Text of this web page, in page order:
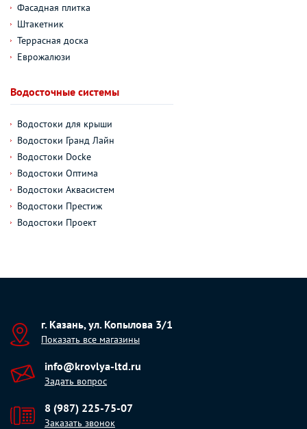
Фасадная плитка
Штакетник
Террасная доска
Еврожалюзи
Водосточные системы
Водостоки для крыши
Водостоки Гранд Лайн
Водостоки Docke
Водостоки Оптима
Водостоки Аквасистем
Водостоки Престиж
Водостоки Проект
г. Казань, ул. Копылова 3/1
Показать все магазины
info@krovlya-ltd.ru
Задать вопрос
8 (987) 225-75-07
Заказать звонок